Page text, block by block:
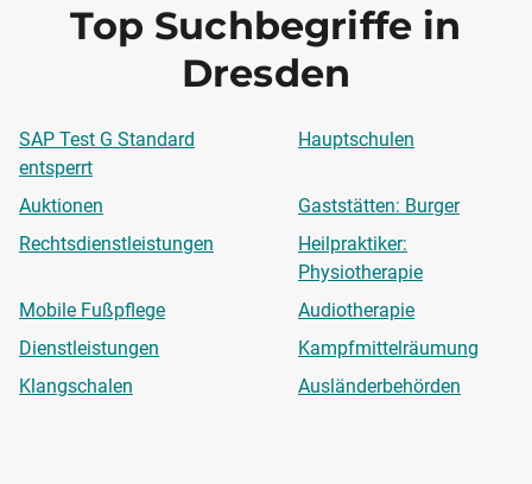
Top Suchbegriffe in
Dresden
SAP Test G Standard
entsperrt
Hauptschulen
Auktionen
Gaststätten: Burger
Rechtsdienstleistungen
Heilpraktiker:
Physiotherapie
Mobile Fußpflege
Audiotherapie
Dienstleistungen
Kampfmittelräumung
Klangschalen
Ausländerbehörden